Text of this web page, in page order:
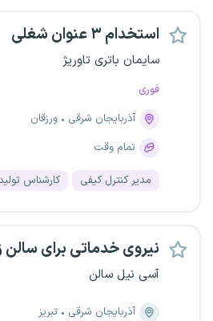
استخدام ۳ عنوان شغلی
سایمان باتری تاوریژ
فوری
آذربایجان شرقی
ورزقان
تمام وقت
مدیر کنترل کیفی کارشناس
نیروی خدماتی برای سالن
آسی نیل سالن
آذربایجان شرقی
تبریز